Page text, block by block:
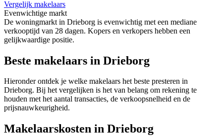
Vergelijk makelaars
Evenwichtige markt
De woningmarkt in Drieborg is evenwichtig met een mediane
verkooptijd van 28 dagen. Kopers en verkopers hebben een
gelijkwaardige positie.
Beste makelaars in Drieborg
Hieronder ontdek je welke makelaars het beste presteren in
Drieborg. Bij het vergelijken is het van belang om rekening te
houden met het aantal transacties, de verkoopsnelheid en de
prijsnauwkeurigheid.
Makelaarskosten in Drieborg